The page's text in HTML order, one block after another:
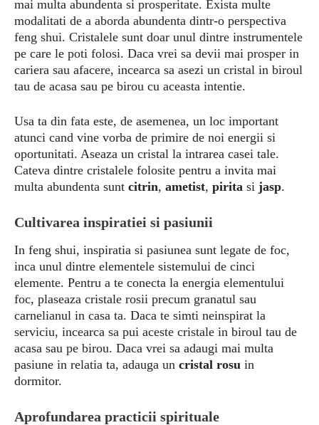
mai multa abundenta si prosperitate. Exista multe
modalitati de a aborda abundenta dintr-o perspectiva
feng shui. Cristalele sunt doar unul dintre instrumentele
pe care le poti folosi. Daca vrei sa devii mai prosper in
cariera sau afacere, incearca sa asezi un cristal in biroul
tau de acasa sau pe birou cu aceasta intentie.
Usa ta din fata este, de asemenea, un loc important
atunci cand vine vorba de primire de noi energii si
oportunitati. Aseaza un cristal la intrarea casei tale.
Cateva dintre cristalele folosite pentru a invita mai
multa abundenta sunt citrin, ametist, pirita si jasp.
Cultivarea inspiratiei si pasiunii
In feng shui, inspiratia si pasiunea sunt legate de foc,
inca unul dintre elementele sistemului de cinci
elemente. Pentru a te conecta la energia elementului
foc, plaseaza cristale rosii precum granatul sau
carnelianul in casa ta. Daca te simti neinspirat la
serviciu, incearca sa pui aceste cristale in biroul tau de
acasa sau pe birou. Daca vrei sa adaugi mai multa
pasiune in relatia ta, adauga un cristal rosu in
dormitor.
Aprofundarea practicii spirituale